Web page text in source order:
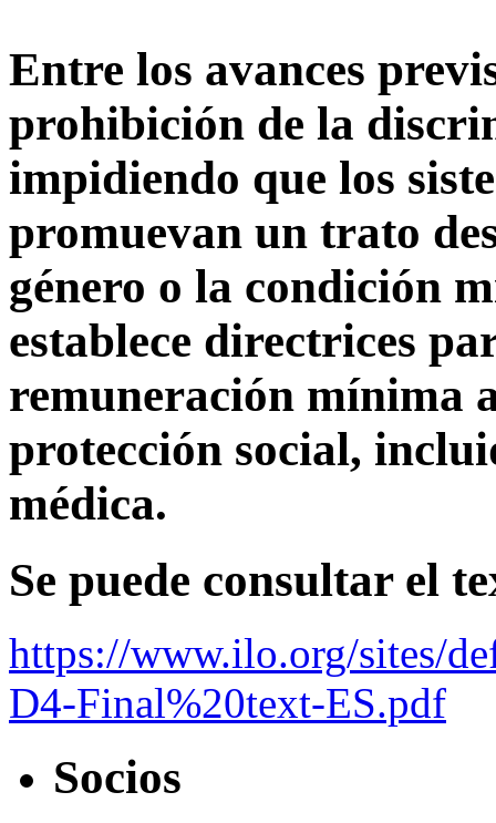
Entre los avances
prohibición de la
impidiendo que los
promuevan un trato
género o la condición
establece directrices
remuneración mínima
protección social,
médica.
Se puede consultar el
https://www.ilo.org/sites/
D4-Final%20text-ES.pdf
Socios